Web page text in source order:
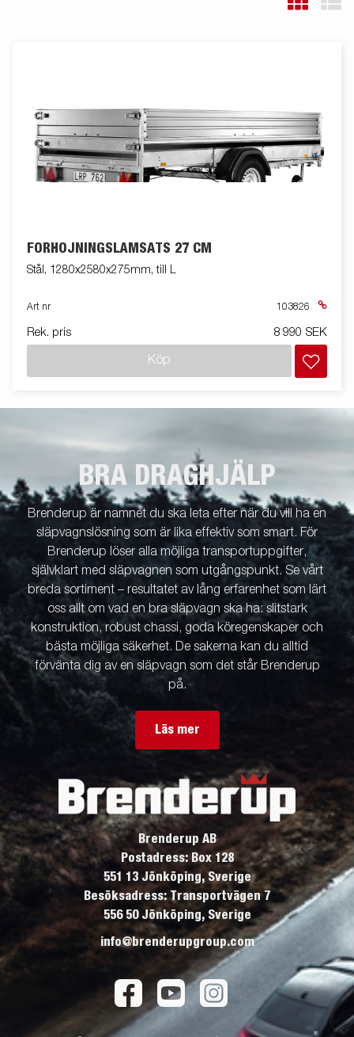
FÖRHÖJNINGSLÄMSATS 27 CM
Stål, 1280x2580x275mm, till L
Art nr 103826
Rek. pris 8 990 SEK
Köp
BRA DRAGHJÄLP
Brenderup är namnet du ska leta efter när du vill ha en
släpvagnslösning som är lika effektiv som smart. För
Brenderup löser alla möjliga transportuppgifter,
självklart med släpvagnen som utgångspunkt. Se vårt
breda sortiment – resultatet av lång erfarenhet som lärt
oss allt om vad en bra släpvagn ska ha: slitstark
konstruktion, robust chassi, goda köregenskaper och
bästa möjliga säkerhet. De sakerna kan du alltid
förvänta dig av en släpvagn som det står Brenderup
på.
Läs mer
Brenderup AB
Postadress: Box 128
551 13 Jönköping, Sverige
Besöksadress: Transportvägen 7
556 50 Jönköping, Sverige
info@brenderupgroup.com